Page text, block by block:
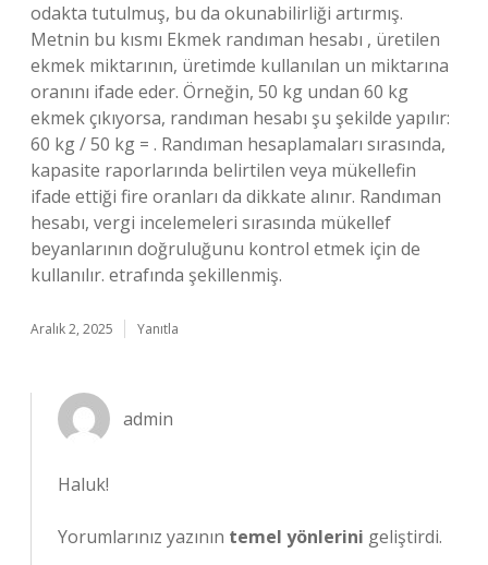
odakta tutulmuş, bu da okunabilirliği artırmış.
Metnin bu kısmı Ekmek randıman hesabı , üretilen
ekmek miktarının, üretimde kullanılan un miktarına
oranını ifade eder. Örneğin, 50 kg undan 60 kg
ekmek çıkıyorsa, randıman hesabı şu şekilde yapılır:
60 kg / 50 kg = . Randıman hesaplamaları sırasında,
kapasite raporlarında belirtilen veya mükellefin
ifade ettiği fire oranları da dikkate alınır. Randıman
hesabı, vergi incelemeleri sırasında mükellef
beyanlarının doğruluğunu kontrol etmek için de
kullanılır. etrafında şekillenmiş.
Aralık 2, 2025 Yanıtla
admin
Haluk!
Yorumlarınız yazının temel yönlerini geliştirdi.